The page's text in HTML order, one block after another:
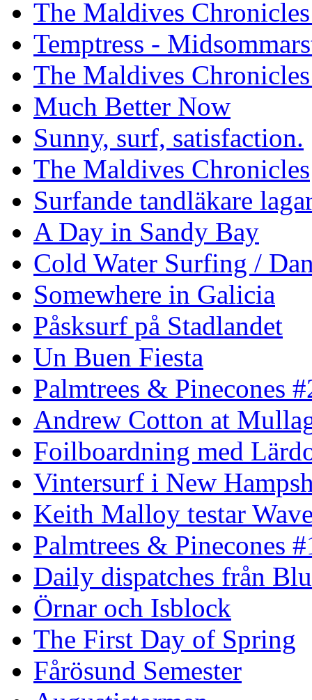
The Maldives
Temptress -
The Maldives
Much Better Now
Sunny, surf, satisfaction.
The Maldives Chronicles
Surfande tandläkare
A Day in Sandy Bay
Cold Water Surfing /
Somewhere in Galicia
Påsksurf på Stadlandet
Un Buen Fiesta
Palmtrees & Pinecones
Andrew Cotton at
Foilboardning med
Vintersurf i New
Keith Malloy testar
Palmtrees & Pinecones
Daily dispatches från
Örnar och Isblock
The First Day of Spring
Fårösund Semester